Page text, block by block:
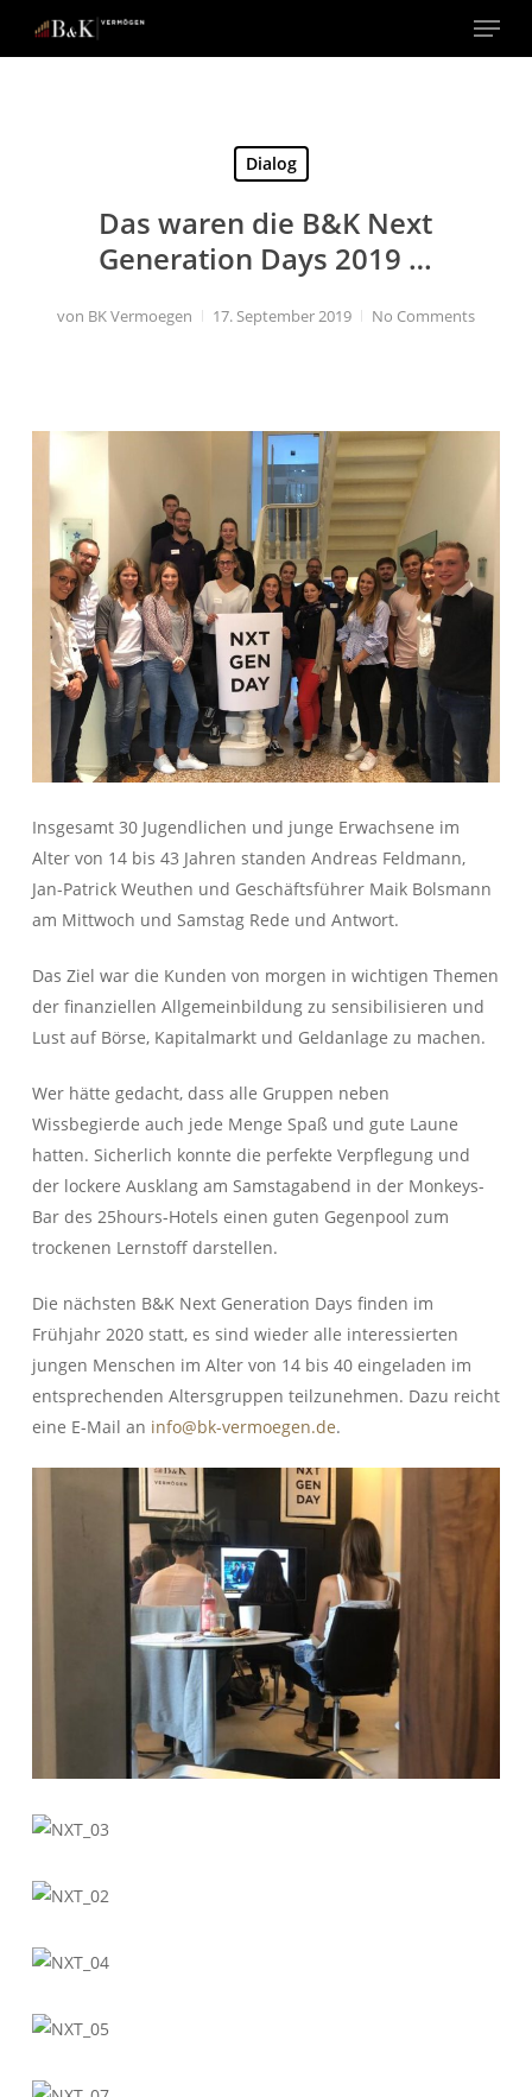
Menu
Dialog
Das waren die B&K Next
Generation Days 2019 …
von BK Vermoegen 17. September 2019 No Comments
Insgesamt 30 Jugendlichen und junge Erwachsene im
Alter von 14 bis 43 Jahren standen Andreas Feldmann,
Jan-Patrick Weuthen und Geschäftsführer Maik Bolsmann
am Mittwoch und Samstag Rede und Antwort.
Das Ziel war die Kunden von morgen in wichtigen Themen
der finanziellen Allgemeinbildung zu sensibilisieren und
Lust auf Börse, Kapitalmarkt und Geldanlage zu machen.
Wer hätte gedacht, dass alle Gruppen neben
Wissbegierde auch jede Menge Spaß und gute Laune
hatten. Sicherlich konnte die perfekte Verpflegung und
der lockere Ausklang am Samstagabend in der Monkeys-
Bar des 25hours-Hotels einen guten Gegenpool zum
trockenen Lernstoff darstellen.
Die nächsten B&K Next Generation Days finden im
Frühjahr 2020 statt, es sind wieder alle interessierten
jungen Menschen im Alter von 14 bis 40 eingeladen im
entsprechenden Altersgruppen teilzunehmen. Dazu reicht
eine E-Mail an info@bk-vermoegen.de.